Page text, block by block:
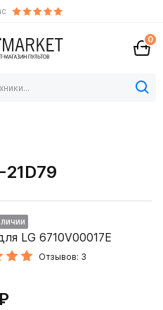
0
21D79
LG 6710V00017E
Отзывов: 3